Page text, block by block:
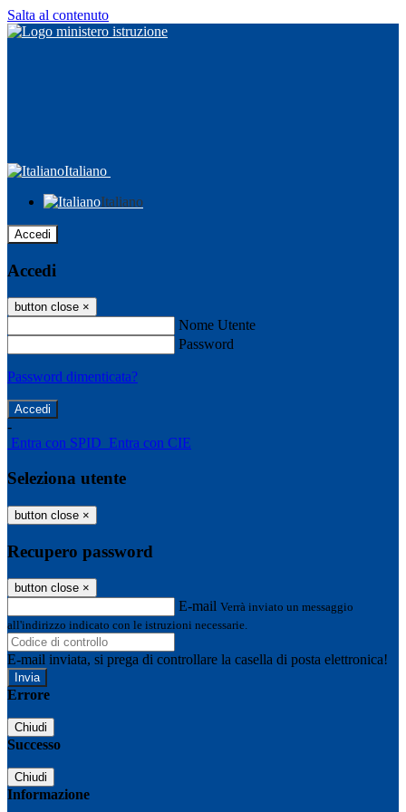
Salta al contenuto
Italiano
Italiano
Accedi
Accedi
button close ×
Nome Utente
Password
Password dimenticata?
-
Entra con SPID Entra con CIE
Seleziona utente
button close ×
Recupero password
button close ×
E-mail Verrà inviato un messaggio
all'indirizzo indicato con le istruzioni necessarie.
E-mail inviata, si prega di controllare la casella di posta elettronica!
Errore
Chiudi
Successo
Chiudi
Informazione